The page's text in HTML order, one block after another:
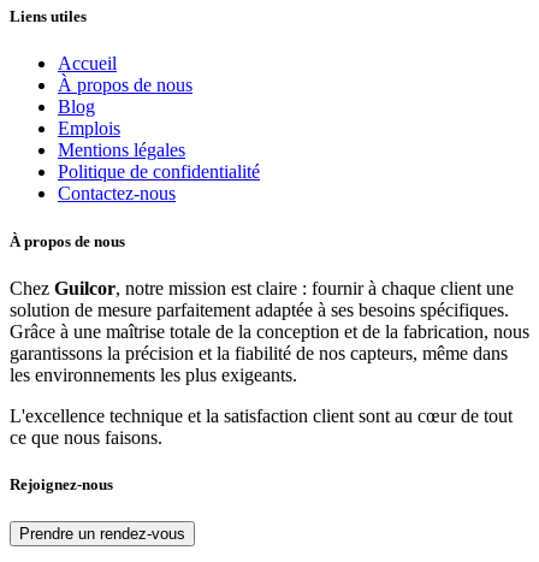
Liens utiles
Accueil
À propos de nous
Blog
Emplois
Mentions légales
Politique de confidentialité
Contactez-nous
À propos de nous
Chez Guilcor, notre mission est claire : fournir à chaque client une
solution de mesure parfaitement adaptée à ses besoins spécifiques.
Grâce à une maîtrise totale de la conception et de la fabrication, nous
garantissons la précision et la fiabilité de nos capteurs, même dans
les environnements les plus exigeants.
L'excellence technique et la satisfaction client sont au cœur de tout
ce que nous faisons.
Rejoignez-nous
Prendre un rendez-vous